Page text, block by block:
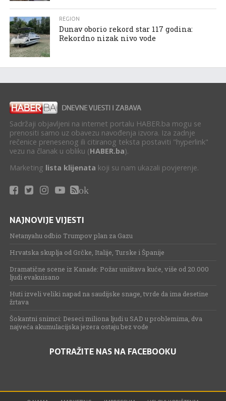
REGION
Dunav oborio rekord star 117 godina:
Rekordno nizak nivo vode
Sadržaji objavljeni na internet portalu HABER.ba mogu se
prenositi samo uz obavezu navođenja izvora. Iza zadnje
rečenice prenesenog ili citiranog teksta postaviti "hyperlink"
vezu na članak u obliku (HABER.ba).
Marketing lista klijenata koji su nam ukazali povjerenje.
ok
NAJNOVIJE VIJESTI
Netanyahu odbio Trumpov plan za Gazu
Hrvatska skuplja od Grčke, Italije, Turske i Španije
Dramatične scene iz Kanade: Požar uništava kuće, više od 20.000
ljudi evakuisano
Huti izveli veliki napad na saudijske snage, tvrde da ima desetine
žrtava
Šokantni snimci: Deseci miliona ljudi u SAD u problemima, dva
najveća akumulacijska jezera ostaju bez vode
POTRAŽITE NAS NA FACEBOOKU